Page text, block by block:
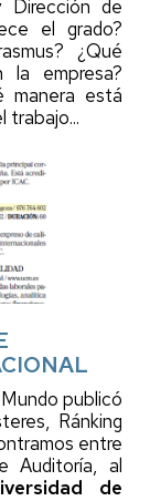
Dirección de
el grado?
¿Qué
la empresa?
manera está
trabajo...
publicó
Ránking
entre
Auditoría, al
de